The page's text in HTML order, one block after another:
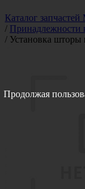
Каталог
/ Принадлежности
/ Установка шторы
Продолжая